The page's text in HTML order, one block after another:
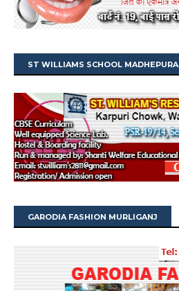
ST WILLIAMS SCHOOL MADHEPURA
GARODIA FASHION MURLIGANJ